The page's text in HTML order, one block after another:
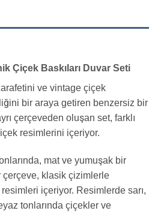
Çiçek Baskıları Duvar Seti
ve vintage çiçek
bir araya getiren benzersiz bir
çerçeveden oluşan set, farklı
resimlerini içeriyor.
mat ve yumuşak bir
klasik çizimlerle
içeriyor. Resimlerde sarı,
tonlarında çiçekler ve